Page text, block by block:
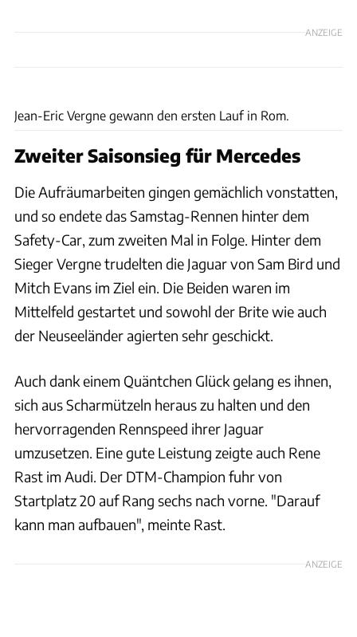
ANZEIGE
Jean-Eric Vergne gewann den ersten Lauf in Rom.
Zweiter Saisonsieg für Mercedes
Die Aufräumarbeiten gingen gemächlich vonstatten,
und so endete das Samstag-Rennen hinter dem
Safety-Car, zum zweiten Mal in Folge. Hinter dem
Sieger Vergne trudelten die Jaguar von Sam Bird und
Mitch Evans im Ziel ein. Die Beiden waren im
Mittelfeld gestartet und sowohl der Brite wie auch
der Neuseeländer agierten sehr geschickt.
Auch dank einem Quäntchen Glück gelang es ihnen,
sich aus Scharmützeln heraus zu halten und den
hervorragenden Rennspeed ihrer Jaguar
umzusetzen. Eine gute Leistung zeigte auch Rene
Rast im Audi. Der DTM-Champion fuhr von
Startplatz 20 auf Rang sechs nach vorne. "Darauf
kann man aufbauen", meinte Rast.
ANZEIGE